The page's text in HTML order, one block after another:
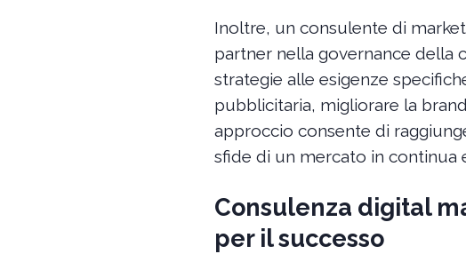
Inoltre, un consulente di
partner nella governance della
strategie alle esigenze
pubblicitaria, migliorare la
approccio consente di
sfide di un mercato in continua
Consulenza digital
per il successo